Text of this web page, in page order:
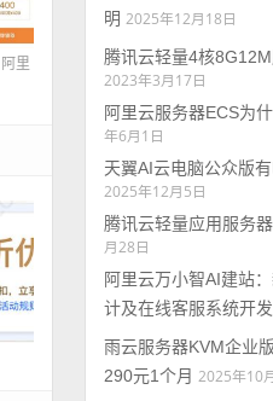
阿里
明 2025年12月18日
腾讯云轻量4核
2023年3月17日
阿里云服务器ECS为
年6月1日
天翼AI云电脑公众版
2025年12月5日
腾讯云轻量应用服务
月28日
阿里云万小智AI建站
计及在线客服系统开发
雨云服务器KVM企业
290元1个月 2025年10